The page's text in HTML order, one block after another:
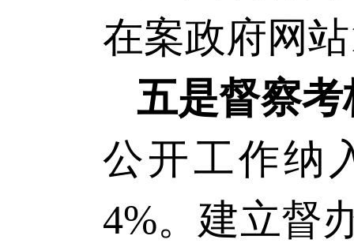
在案政府网站
五是督察
公开工作纳
4%。建立督